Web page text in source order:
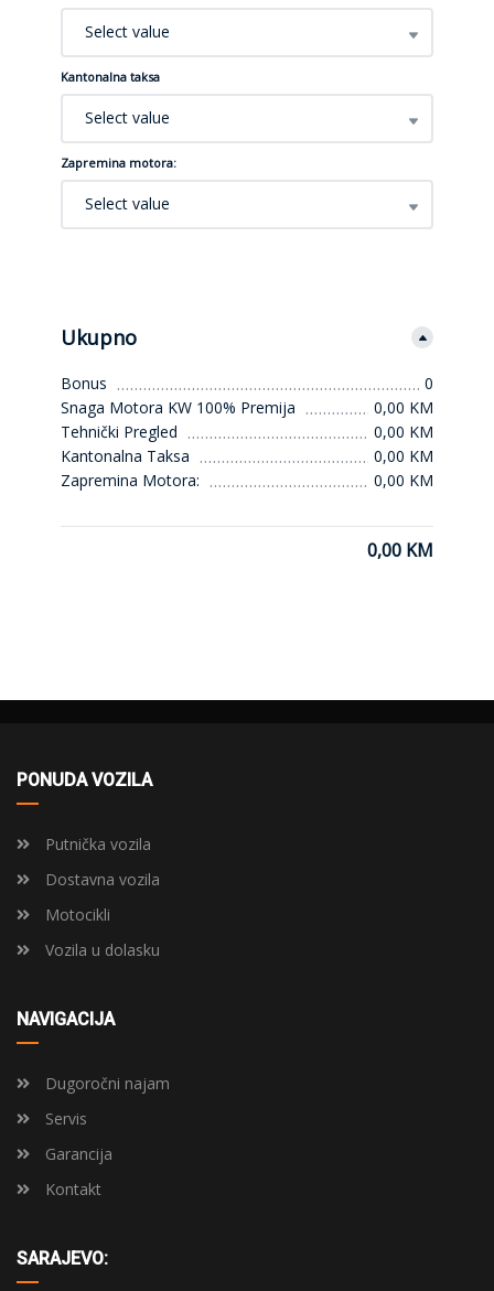
Select value
Kantonalna taksa
Select value
Zapremina motora:
Select value
Ukupno
Bonus
0
Snaga Motora KW 100% Premija
0,00 KM
Tehnički Pregled
0,00 KM
Kantonalna Taksa
0,00 KM
Zapremina Motora:
0,00 KM
0,00 KM
PONUDA VOZILA
Putnička vozila
Dostavna vozila
Motocikli
Vozila u dolasku
NAVIGACIJA
Dugoročni najam
Servis
Garancija
Kontakt
SARAJEVO: